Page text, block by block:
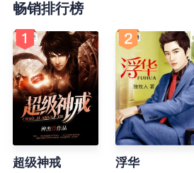
畅销排行榜
超级神戒 浮华